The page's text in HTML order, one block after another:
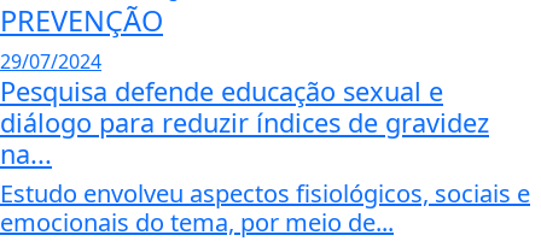
PREVENÇÃO
29/07/2024
Pesquisa defende educação sexual e
diálogo para reduzir índices de gravidez
na...
Estudo envolveu aspectos fisiológicos, sociais e
emocionais do tema, por meio de...